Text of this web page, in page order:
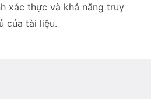
xác thực và khả năng truy
của tài liệu.